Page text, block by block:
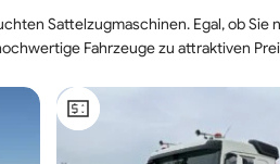
Sattelzugmaschinen. Egal, ob
Fahrzeuge zu attraktiven